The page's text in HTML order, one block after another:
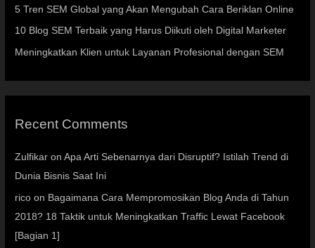
5 Tren SEM Global yang Akan Mengubah Cara Beriklan Online
10 Blog SEM Terbaik yang Harus Diikuti oleh Digital Marketer
Meningkatkan Klien untuk Layanan Profesional dengan SEM
Recent Comments
Zulfikar onApa Arti Sebenarnya dari Disruptif? Istilah Trend di
Dunia Bisnis Saat Ini
rico on Bagaimana Cara Mempromosikan Blog Anda di Tahun
2018? 18 Taktik untuk Meningkatkan Traffic Lewat Facebook
[Bagian 1]